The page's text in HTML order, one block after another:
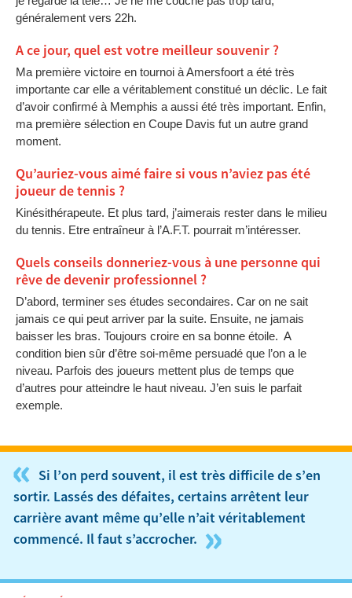
généralement vers 22h.
A ce jour, quel est votre meilleur souvenir ?
Ma première victoire en tournoi à Amersfoort a été très
importante car elle a véritablement constitué un déclic. Le fait
d’avoir confirmé à Memphis a aussi été très important. Enfin,
ma première sélection en Coupe Davis fut un autre grand
moment.
Qu’auriez-vous aimé faire si vous n’aviez pas été
joueur de tennis ?
Kinésithérapeute. Et plus tard, j’aimerais rester dans le milieu
du tennis. Etre entraîneur à l’A.F.T. pourrait m’intéresser.
Quels conseils donneriez-vous à une personne qui
rêve de devenir professionnel ?
D’abord, terminer ses études secondaires. Car on ne sait
jamais ce qui peut arriver par la suite. Ensuite, ne jamais
baisser les bras. Toujours croire en sa bonne étoile. A
condition bien sûr d’être soi-même persuadé que l’on a le
niveau. Parfois des joueurs mettent plus de temps que
d’autres pour atteindre le haut niveau. J’en suis le parfait
exemple.
« Si l’on perd souvent, il est très difficile de s’en
sortir. Lassés des défaites, certains arrêtent leur
carrière avant même qu’elle n’ait véritablement
commencé. Il faut s’accrocher. »